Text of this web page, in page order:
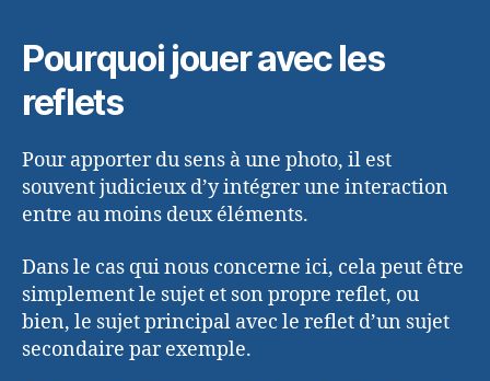
Pourquoi jouer avec les
reflets
Pour apporter du sens à une photo, il est
souvent judicieux d’y intégrer une interaction
entre au moins deux éléments.
Dans le cas qui nous concerne ici, cela peut être
simplement le sujet et son propre reflet, ou
bien, le sujet principal avec le reflet d’un sujet
secondaire par exemple.